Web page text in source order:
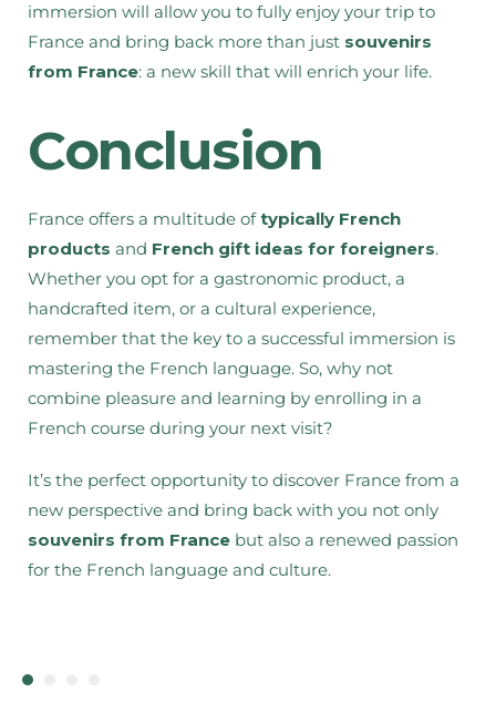
immersion will allow you to fully enjoy your trip to
France and bring back more than just souvenirs
from France: a new skill that will enrich your life.
Conclusion
France offers a multitude oftypically French
products and French gift ideas for foreigners.
Whether you opt for a gastronomic product, a
handcrafted item, or a cultural experience,
remember that the key to a successful immersion is
mastering the French language. So, why not
combine pleasure and learning by enrolling in a
French course during your next visit?
It’s the perfect opportunity to discover France from a
new perspective and bring back with you not only
souvenirs from France but also a renewed passion
for the French language and culture.